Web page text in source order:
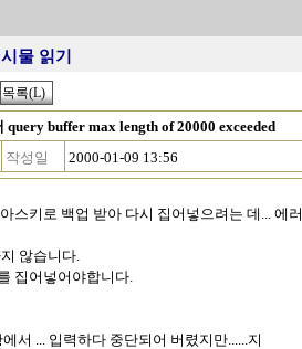
물 읽기
query buffer max length of 20000 exceeded
작성일 2000-01-09 13:56
스키로 백업 받아 다시 집어넣으려는 데... 에러
않습니다.
집어넣어야합니다.
서 ... 입력하다 중단되어 버렸지만......지